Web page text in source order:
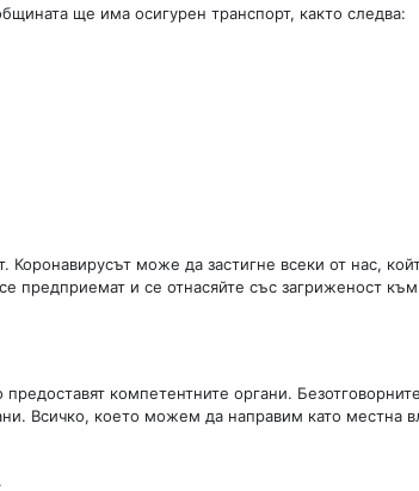
ще има осигурен транспорт, както следва:
Коронавирусът може да застигне всеки от нас,
предприемат и се отнасяйте със загриженост към
компетентните органи.
Всичко, което можем да направим като местна